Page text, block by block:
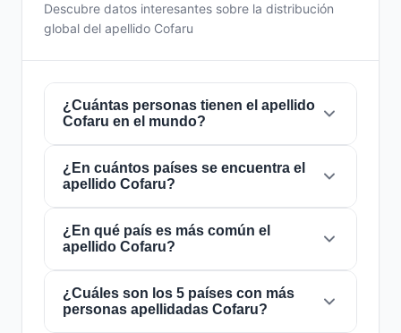
Descubre datos interesantes sobre la distribución
global del apellido Cofaru
¿Cuántas personas tienen el apellido
Cofaru en el mundo?
Actualmente hay aproximadamente430
personascon el apellido
mundo. Esto significa que aproximadamente 1
de cada18,604,651 personasen el mundo
lleva este apellido. Se encuentra presente en
10 países, lo que refleja su distribución global.
¿En cuántos países se encuentra el
apellido Cofaru?
El apellidoCofaruestá presente en
de todo el mundo. Esto lo clasifica como un
apellido de alcancelocal. Su presencia en
múltiples países indica patrones históricos de
migración y dispersión familiar a lo largo de los
¿En qué país es más común el
apellido Cofaru?
El apellidoCofarues más común enRumania
donde lo portan aproximadamente
¿Cuáles son los 5 países con más
personas apellidadas Cofaru?